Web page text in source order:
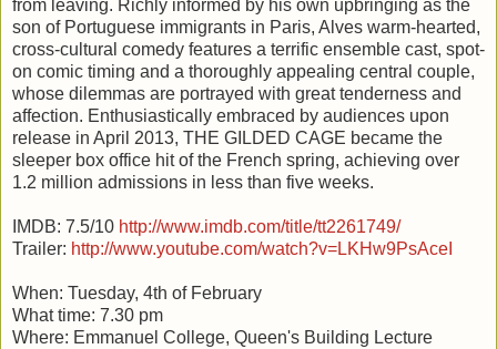
from leaving. Richly informed by his own upbringing as the
son of Portuguese immigrants in Paris, Alves warm-hearted,
cross-cultural comedy features a terrific ensemble cast, spot-
on comic timing and a thoroughly appealing central couple,
whose dilemmas are portrayed with great tenderness and
affection. Enthusiastically embraced by audiences upon
release in April 2013, THE GILDED CAGE became the
sleeper box office hit of the French spring, achieving over
1.2 million admissions in less than five weeks.
IMDB: 7.5/10 http://www.imdb.com/title/tt2261749/
Trailer: http://www.youtube.com/watch?v=LKHw9PsAceI
When: Tuesday, 4th of February
What time: 7.30 pm
Where: Emmanuel College, Queen's Building Lecture